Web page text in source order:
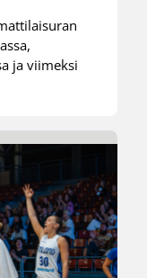
ja viimeksi